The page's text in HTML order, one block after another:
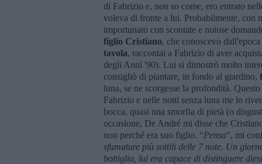
di Fabrizio e, non so come, ero entrato
voleva di fronte a lui. Probabilmente, con
importunato con scontate e noiose
figlio Cristiano, che conoscevo
tavola, raccontai a Fabrizio di aver
degli Anni '90). Lui si dimostrò molto
consigliò di piantare, in fondo al giardino,
luna, se ne scorgesse la profondità.
Fabrizio e nelle notti senza luna me lo
bocca, quasi una smorfia di pietà (o
occasione, De André mi disse che
non perché era suo figlio. “Pensa”, mi
sfumature più sottili delle 7 note. Un
bottiglia, lui era capace di distinguere